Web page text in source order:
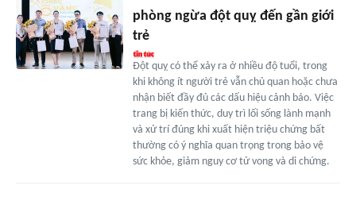
phòng ngừa đột quỵ đến gần giới
trẻ
Đột quỵ có thể xảy ra ở nhiều độ tuổi, trong
khi không ít người trẻ vẫn chủ quan hoặc chưa
nhận biết đầy đủ các dấu hiệu cảnh báo. Việc
trang bị kiến thức, duy trì lối sống lành mạnh
và xử trí đúng khi xuất hiện triệu chứng bất
thường có ý nghĩa quan trọng trong bảo vệ
sức khỏe, giảm nguy cơ tử vong và di chứng.